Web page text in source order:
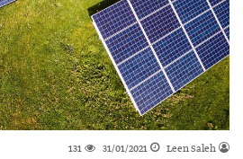
Leen Saleh
31/01/2021
131